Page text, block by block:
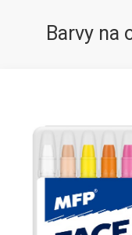
Barvy na